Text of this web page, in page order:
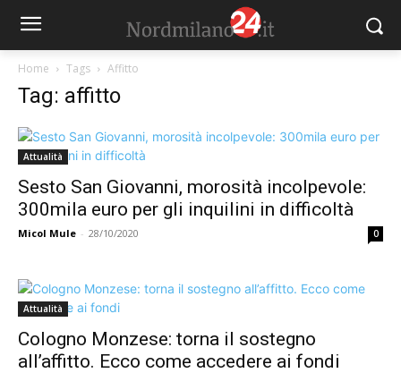
Home Tags Affitto
Tag: affitto
Attualità
Sesto San Giovanni, morosità incolpevole:
300mila euro per gli inquilini in difficoltà
Micol Mule - 28/10/2020 0
Attualità
Cologno Monzese: torna il sostegno
all’affitto. Ecco come accedere ai fondi